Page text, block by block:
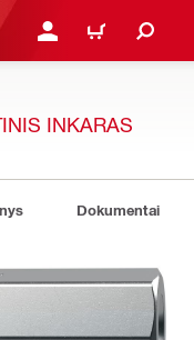
PRISIJUNGTI ARBA
PIRKINIŲ
INKARAS
Dokumentai